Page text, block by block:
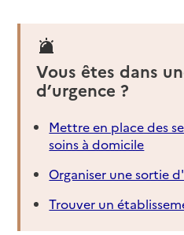
Vous êtes dans
d’urgence ?
Mettre en place des
soins à domicile
Organiser une sortie
Trouver un